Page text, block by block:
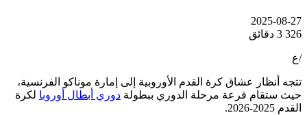
2025-08-27
326 3 دقائق
/ع
تتجه أنظار عشاق كرة القدم الأوروبية إلى إمارة موناكو الفرنسية،
حيث ستقام قرعة مرحلة الدوري ببطولة دوري أبطال أوروبا لكرة
القدم 2025-2026.